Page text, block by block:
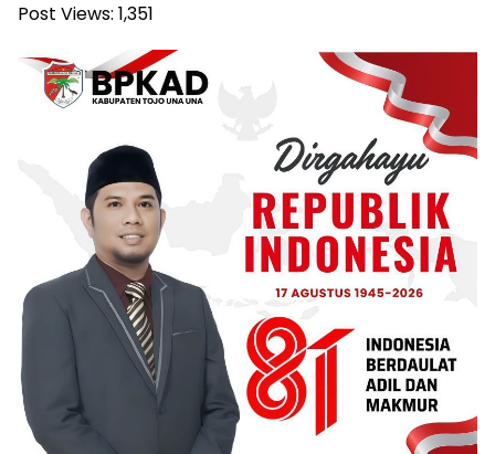
Post Views: 1,351